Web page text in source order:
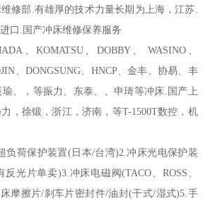
修部.有雄厚的技术力量长期为上海，江苏.
口.国产冲床维修保养服务
、KOMATSU、DOBBY、 WASINO、
、DONGSUNG、HNCP、金丰、协易、丰
、，等振力、东泰、、申琦等冲床.国产上
，徐锻，浙江，济南，等T-1500T数控，机
负荷保护装置(日本/台湾)2.冲床光电保护装
光片单卖)3.冲床电磁阀(TACO、ROSS、
摩擦片/刹车片密封件/油封(干式/湿式)5.手